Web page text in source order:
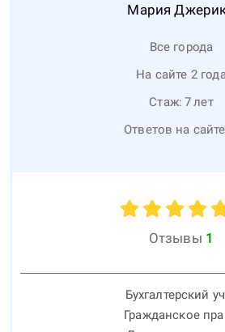
Мария
Все города
На сайте 2
Стаж: 7лет
Ответов на
Отзывы 1
Бухгалтерский
Гражданское